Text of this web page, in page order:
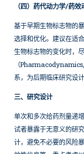
（四）药代动力学/药
基于早期生物标志物的
选择和优化。建议在适
生物标志物的变化时，
（
系，为后期临床研究设
三、研究设计
单次和多次给药剂量递
试者暴露于无意义的研
计，避免不必要的风险